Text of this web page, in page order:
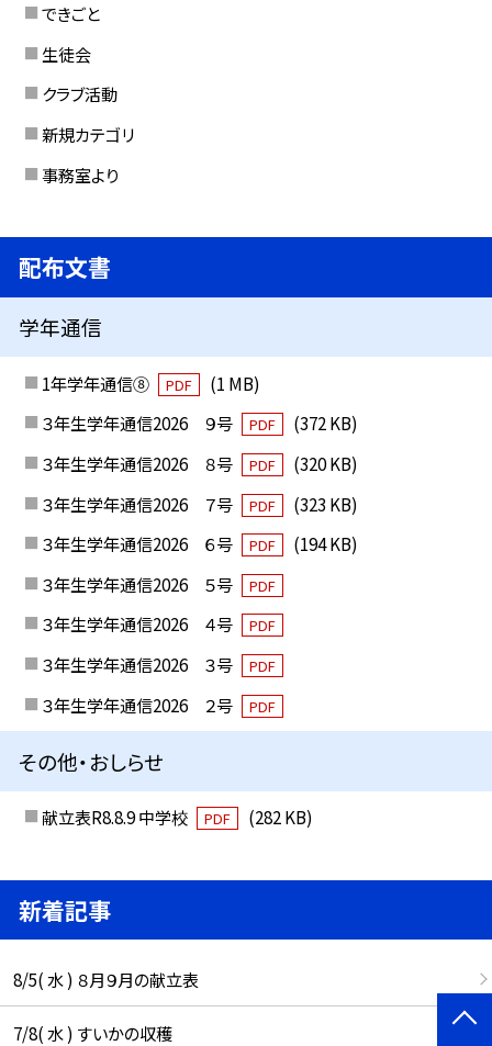
できごと
生徒会
クラブ活動
新規カテゴリ
事務室より
配布文書
学年通信
1年学年通信⑧ PDF
(1 MB)
３年生学年通信2026 ９号
PDF
(372 KB)
３年生学年通信2026 ８号
PDF
(320 KB)
３年生学年通信2026 ７号
PDF
(323 KB)
３年生学年通信2026 ６号
PDF
(194 KB)
３年生学年通信2026 ５号
PDF
３年生学年通信2026 ４号 PDF
３年生学年通信2026 ３号 PDF
３年生学年通信2026 ２号 PDF
その他・おしらせ
献立表R8.8.9 中学校 PDF (282 KB)
新着記事
8/5( 水 ) ８月９月の献立表
7/8( 水 ) すいかの収穫